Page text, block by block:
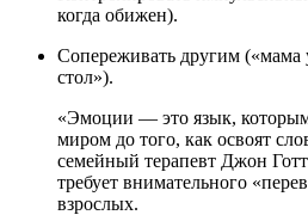
когда обижен).
Сопереживать другим («мама
стол»).
«Эмоции — это язык, которым
миром до того, как освоят
семейный терапевт Джон
требует внимательного
взрослых.